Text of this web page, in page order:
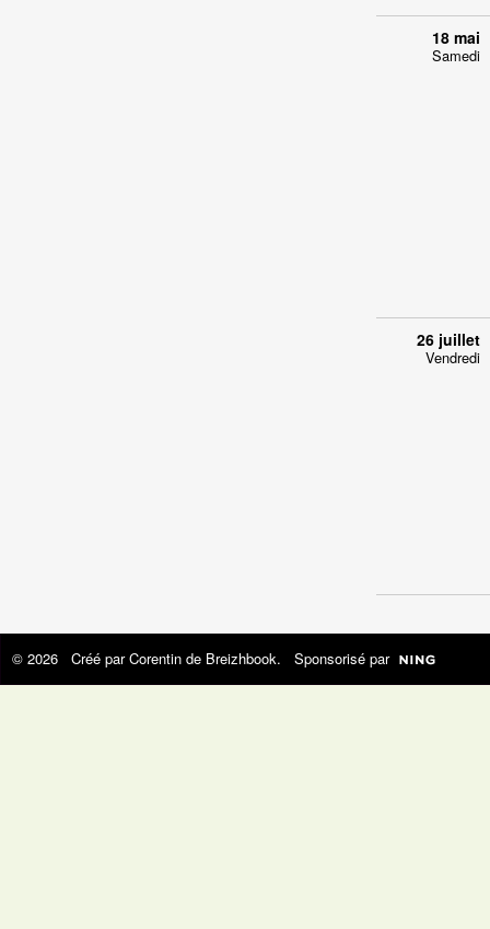
18 mai
Samedi
26 juillet
Vendredi
© 2026 Créé parCorentin de Breizhbook. Sponsorisé par